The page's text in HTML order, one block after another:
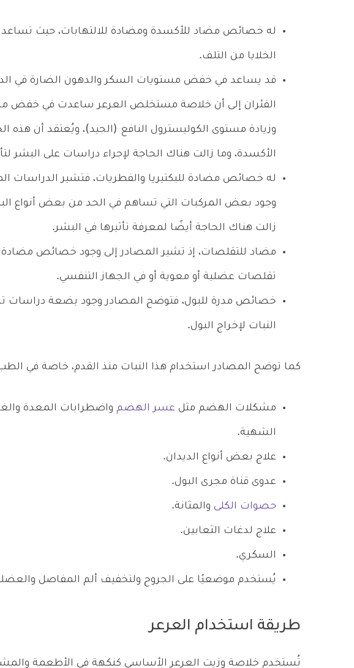
له خصائص مضاد للأكسدة ومضادة للالتهابات، حيث تساعد
الخلايا من التلف.
قد يساعد في خفض مستويات السكر والدهون الضارة في
الفئران إلى أن خلاصة مستخلص العرعر ساعدت في خفض
وزيادة مستوى الكوليسترول النافع (الجيد)، ويُعتقد أن هذه
الأكسدة، وما زالت هناك الحاجة لإجراء دراسات على البشر
له خصائص مضادة للبكتيريا والفطريات، فتشير الدراسات
وجود بعض المركبات التي تساهم في الحد من بعض أنواع
زالت هناك الحاجة أيضًا لمعرفة تأثيرها في البشر.
مضاد للتقلصات، إذ تشير المصادر إلى وجود خصائص
تقلصات عضلية أو معوية أو في الجهاز التنفسي.
خصائص مدرة للبول، فتوضح المصادر وجود بضعة دراسات
النبات لإخراج البول.
كما توضح المصادر استخدام هذا النبات منذ القدم، خاصة في الطب
مشكلات الهضم مثل عسر الهضم واضطرابات المعدة
الشهية.
علاج بعض أنواع الديدان.
عدوى قناة مجرى البول.
حصوات الكلى والمثانة.
علاج لدغات الثعابين.
السكري.
يُستخدم موضعيًا على الجروح ولتخفيف ألم المفاصل
طريقة استخدام العرعر
تُستخدم خلاصة وزيت العرعر الأساسي كنكهة في الأطعمة